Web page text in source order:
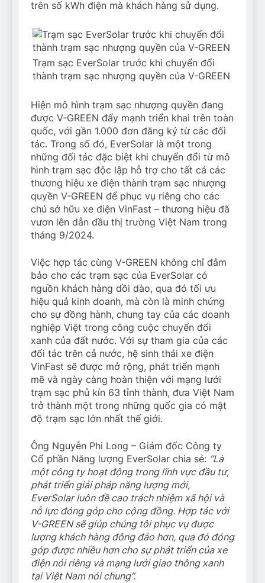
trên số kWh điện mà khách hàng sử dụng.
Trạm sạc EverSolar trước khi chuyển đổi
thành trạm sạc nhượng quyền của V-GREEN
Hiện mô hình trạm sạc nhượng quyền đang
được V-GREEN đẩy mạnh triển khai trên toàn
quốc, với gần 1.000 đơn đăng ký từ các đối
tác. Trong số đó, EverSolar là một trong
những đối tác đặc biệt khi chuyển đổi từ mô
hình trạm sạc độc lập hỗ trợ cho tất cả các
thương hiệu xe điện thành trạm sạc nhượng
quyền V-GREEN để phục vụ riêng cho các
chủ sở hữu xe điện VinFast – thương hiệu đã
vươn lên dẫn đầu thị trường Việt Nam trong
tháng 9/2024.
Việc hợp tác cùng V-GREEN không chỉ đảm
bảo cho các trạm sạc của EverSolar có
nguồn khách hàng dồi dào, qua đó tối ưu
hiệu quả kinh doanh, mà còn là minh chứng
cho sự đồng hành, chung tay của các doanh
nghiệp Việt trong công cuộc chuyển đổi
xanh của đất nước. Với sự tham gia của các
đối tác trên cả nước, hệ sinh thái xe điện
VinFast sẽ được mở rộng, phát triển mạnh
mẽ và ngày càng hoàn thiện với mạng lưới
trạm sạc phủ kín 63 tỉnh thành, đưa Việt Nam
trở thành một trong những quốc gia có mật
độ trạm sạc lớn nhất thế giới.
Ông Nguyễn Phi Long – Giám đốc Công ty
Cổ phần Năng lượng EverSolar chia sẻ: “Là
một công ty hoạt động trong lĩnh vực đầu tư,
phát triển giải pháp năng lượng mới,
EverSolar luôn đề cao trách nhiệm xã hội và
nỗ lực đóng góp cho cộng đồng. Hợp tác với
V-GREEN sẽ giúp chúng tôi phục vụ được
lượng khách hàng đông đảo hơn, qua đó đóng
góp được nhiều hơn cho sự phát triển của xe
điện nói riêng và mạng lưới giao thông xanh
tại Việt Nam nói chung”.